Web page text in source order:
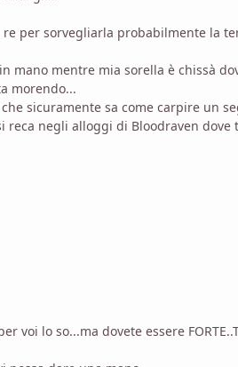
per sorvegliarla probabilmente la
mentre mia sorella è chissà
morendo...
sicuramente sa come carpire un
reca negli alloggi di Bloodraven
voi lo so...ma dovete essere